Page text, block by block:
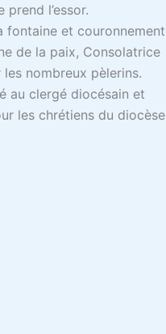
l’essor.
fontaine et couronnement
de la paix, Consolatrice
nombreux pèlerins.
au clergé diocésain et
les chrétiens du diocèse